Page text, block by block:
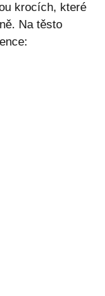
krocích, které
Na těsto